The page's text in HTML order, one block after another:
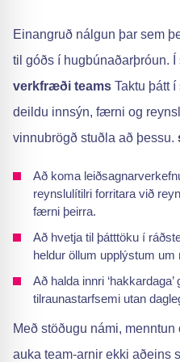
Einangruð nálgun þar sem
til góðs í hugbúnaðarþróun.
verkfræði teams Taktu þátt
deildu innsýn, færni og
vinnubrögð stuðla að þessu.
Að koma
reynslulítilri forritara við
færni þeirra.
Að hvetja til þátttöku í
heldur öllum upplýstum um
Að halda innri
tilraunastarfsemi utan
Með stöðugu námi,
auka team-arnir ekki aðeins